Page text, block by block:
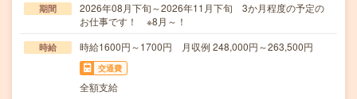
期間
2026年08月下旬～2026年11月下旬 3か月程度の予定の
お仕事です！ ※8月～！
時給 時給1600円～1700円 月収例 248,000円～263,500円
交通費
全額支給